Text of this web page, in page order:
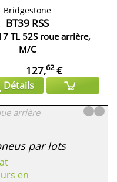
Bridgestone
BT39 RSS
TL 52S roue arrière,
M/C
127,62€
Détails
arrière
par lots
en